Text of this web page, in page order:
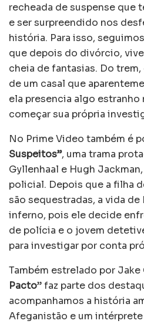
recheada de suspense que
e ser surpreendido nos
história. Para isso,
que depois do divórcio,
cheia de fantasias. Do trem,
de um casal que
ela presencia algo
começar sua própria
No Prime Video também é
Suspeitos”, uma trama
Gyllenhaal e Hugh
policial. Depois que a filha
são sequestradas, a vida de
inferno, pois ele decide
de polícia e o jovem
para investigar por conta
Também estrelado por
Pacto” faz parte dos
acompanhamos a história
Afeganistão e um intérprete